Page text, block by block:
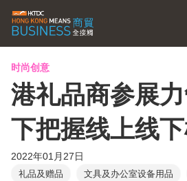
时尚创意
港礼品商参展
下把握线上线
2022年01月27日
礼品及赠品 文具及办公室设备用品